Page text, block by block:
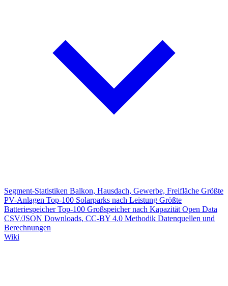
Segment-Statistiken Balkon, Hausdach, Gewerbe, Freifläche Größte
PV-Anlagen Top-100 Solarparks nach Leistung Größte
Batteriespeicher Top-100 Großspeicher nach Kapazität Open Data
CSV/JSON Downloads, CC-BY 4.0 Methodik Datenquellen und
Berechnungen
Wiki